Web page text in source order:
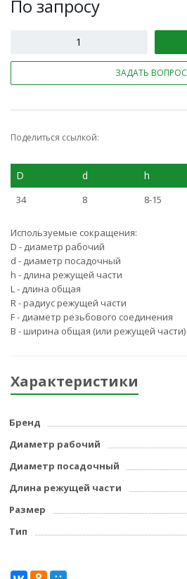
По запросу
ЗАДАТЬ ВОПРОС
Поделиться ссылкой:
D d h
34 8 8-15
Используемые сокращения:
D - диаметр рабочий
d - диаметр посадочный
h - длина режущей части
L - длина общая
R - радиус режущей части
F - диаметр резьбового соединения
B - ширина общая (или режущей части)
Характеристики
Бренд
Диаметр рабочий
Диаметр посадочный
Длина режущей части
Размер
Тип